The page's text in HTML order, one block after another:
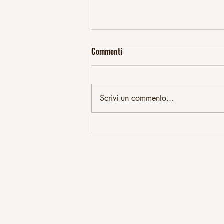
CANNABIS IN GRAVIDANZA
Commenti
Scrivi un commento...